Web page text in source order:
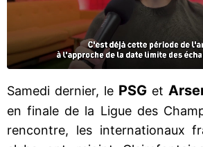
Samedi dernier, le PSG et
en finale de la Ligue des
rencontre, les internationaux